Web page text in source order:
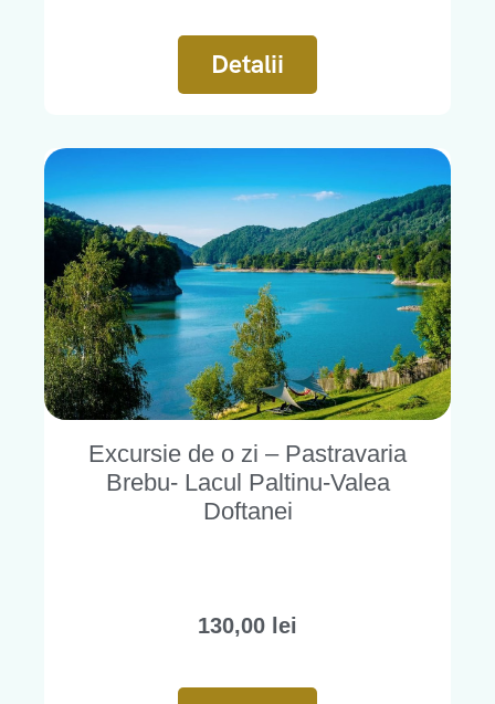
Detalii
Excursie de o zi – Pastravaria
Brebu- Lacul Paltinu-Valea
Doftanei
130,00 lei